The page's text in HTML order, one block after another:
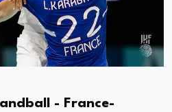
- France-